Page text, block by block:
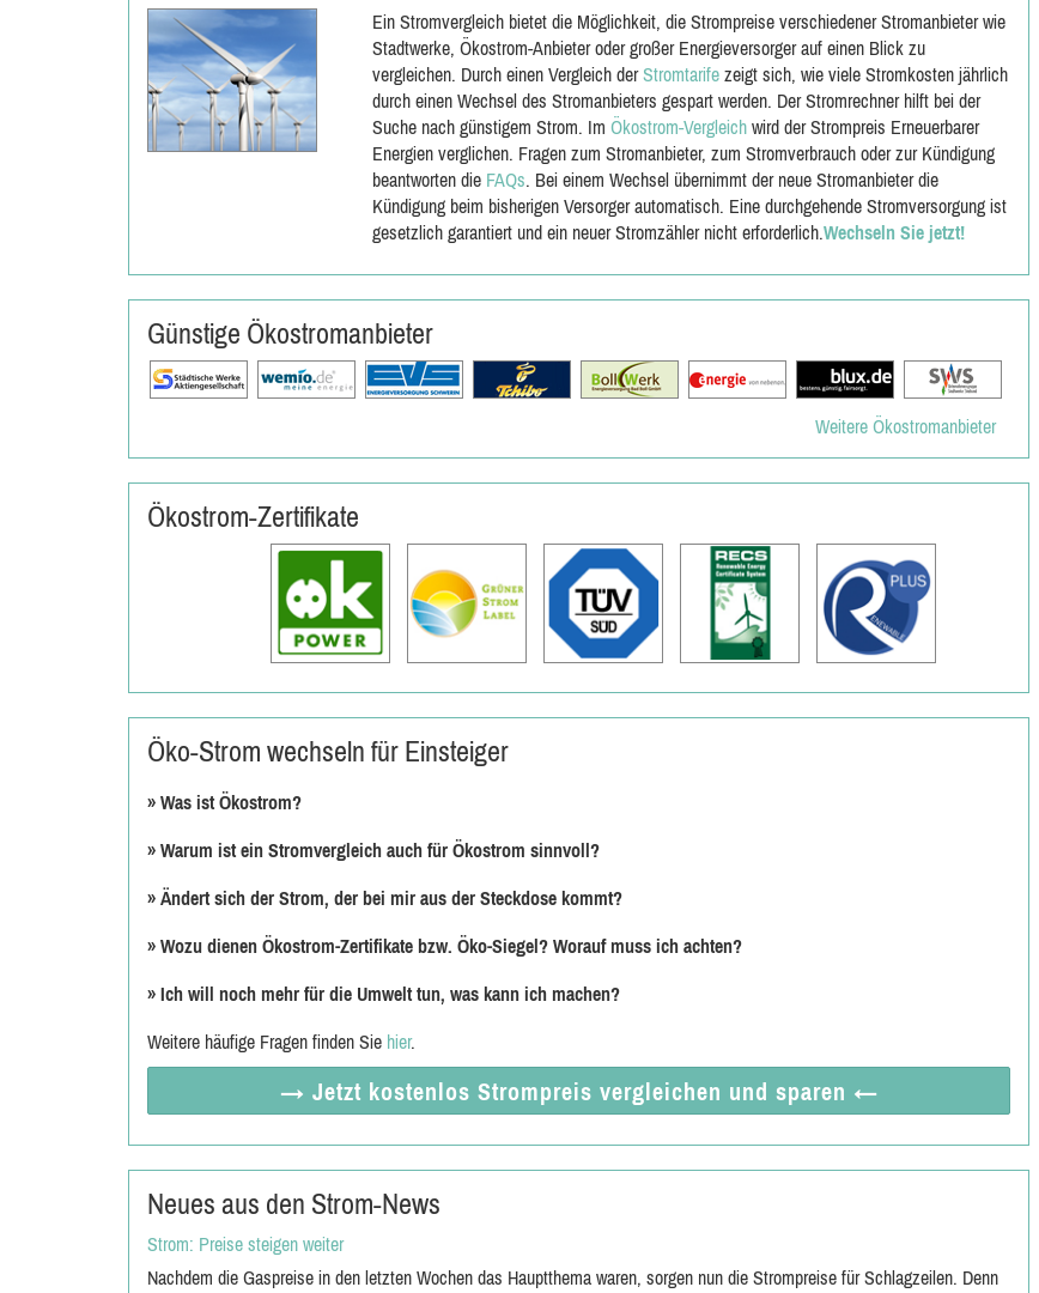
Ein Stromvergleich bietet die Möglichkeit, die Strompreise verschiedener Stromanbieter wie
Stadtwerke, Ökostrom-Anbieter oder großer Energieversorger auf einen Blick zu
vergleichen. Durch einen Vergleich derStromtarifezeigt sich, wie viele Stromkosten jährlich
durch einen Wechsel des Stromanbieters gespart werden. Der Stromrechner hilft bei der
Suche nach günstigem Strom. Im Ökostrom-Vergleichwird der Strompreis Erneuerbarer
Energien verglichen. Fragen zum Stromanbieter, zum Stromverbrauch oder zur Kündigung
beantworten die FAQs. Bei einem Wechsel übernimmt der neue Stromanbieter die
Kündigung beim bisherigen Versorger automatisch. Eine durchgehende Stromversorgung ist
gesetzlich garantiert und ein neuer Stromzähler nicht erforderlich.Wechseln Sie jetzt!
Günstige Ökostromanbieter
Weitere Ökostromanbieter
Ökostrom-Zertifikate
Öko-Strom wechseln für Einsteiger
» Was ist Ökostrom?
» Warum ist ein Stromvergleich auch für Ökostrom sinnvoll?
» Ändert sich der Strom, der bei mir aus der Steckdose kommt?
» Wozu dienen Ökostrom-Zertifikate bzw. Öko-Siegel? Worauf muss ich achten?
» Ich will noch mehr für die Umwelt tun, was kann ich machen?
Weitere häufige Fragen finden Sie hier.
→ Jetzt kostenlos Strompreis vergleichen und sparen ←
Neues aus den Strom-News
Strom: Preise steigen weiter
Nachdem die Gaspreise in den letzten Wochen das Hauptthema waren, sorgen nun die Strompreise für Schlagzeilen. Denn